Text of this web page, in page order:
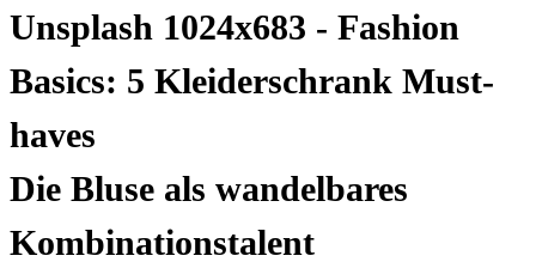
Die Bluse als wandelbares
Kombinationstalent